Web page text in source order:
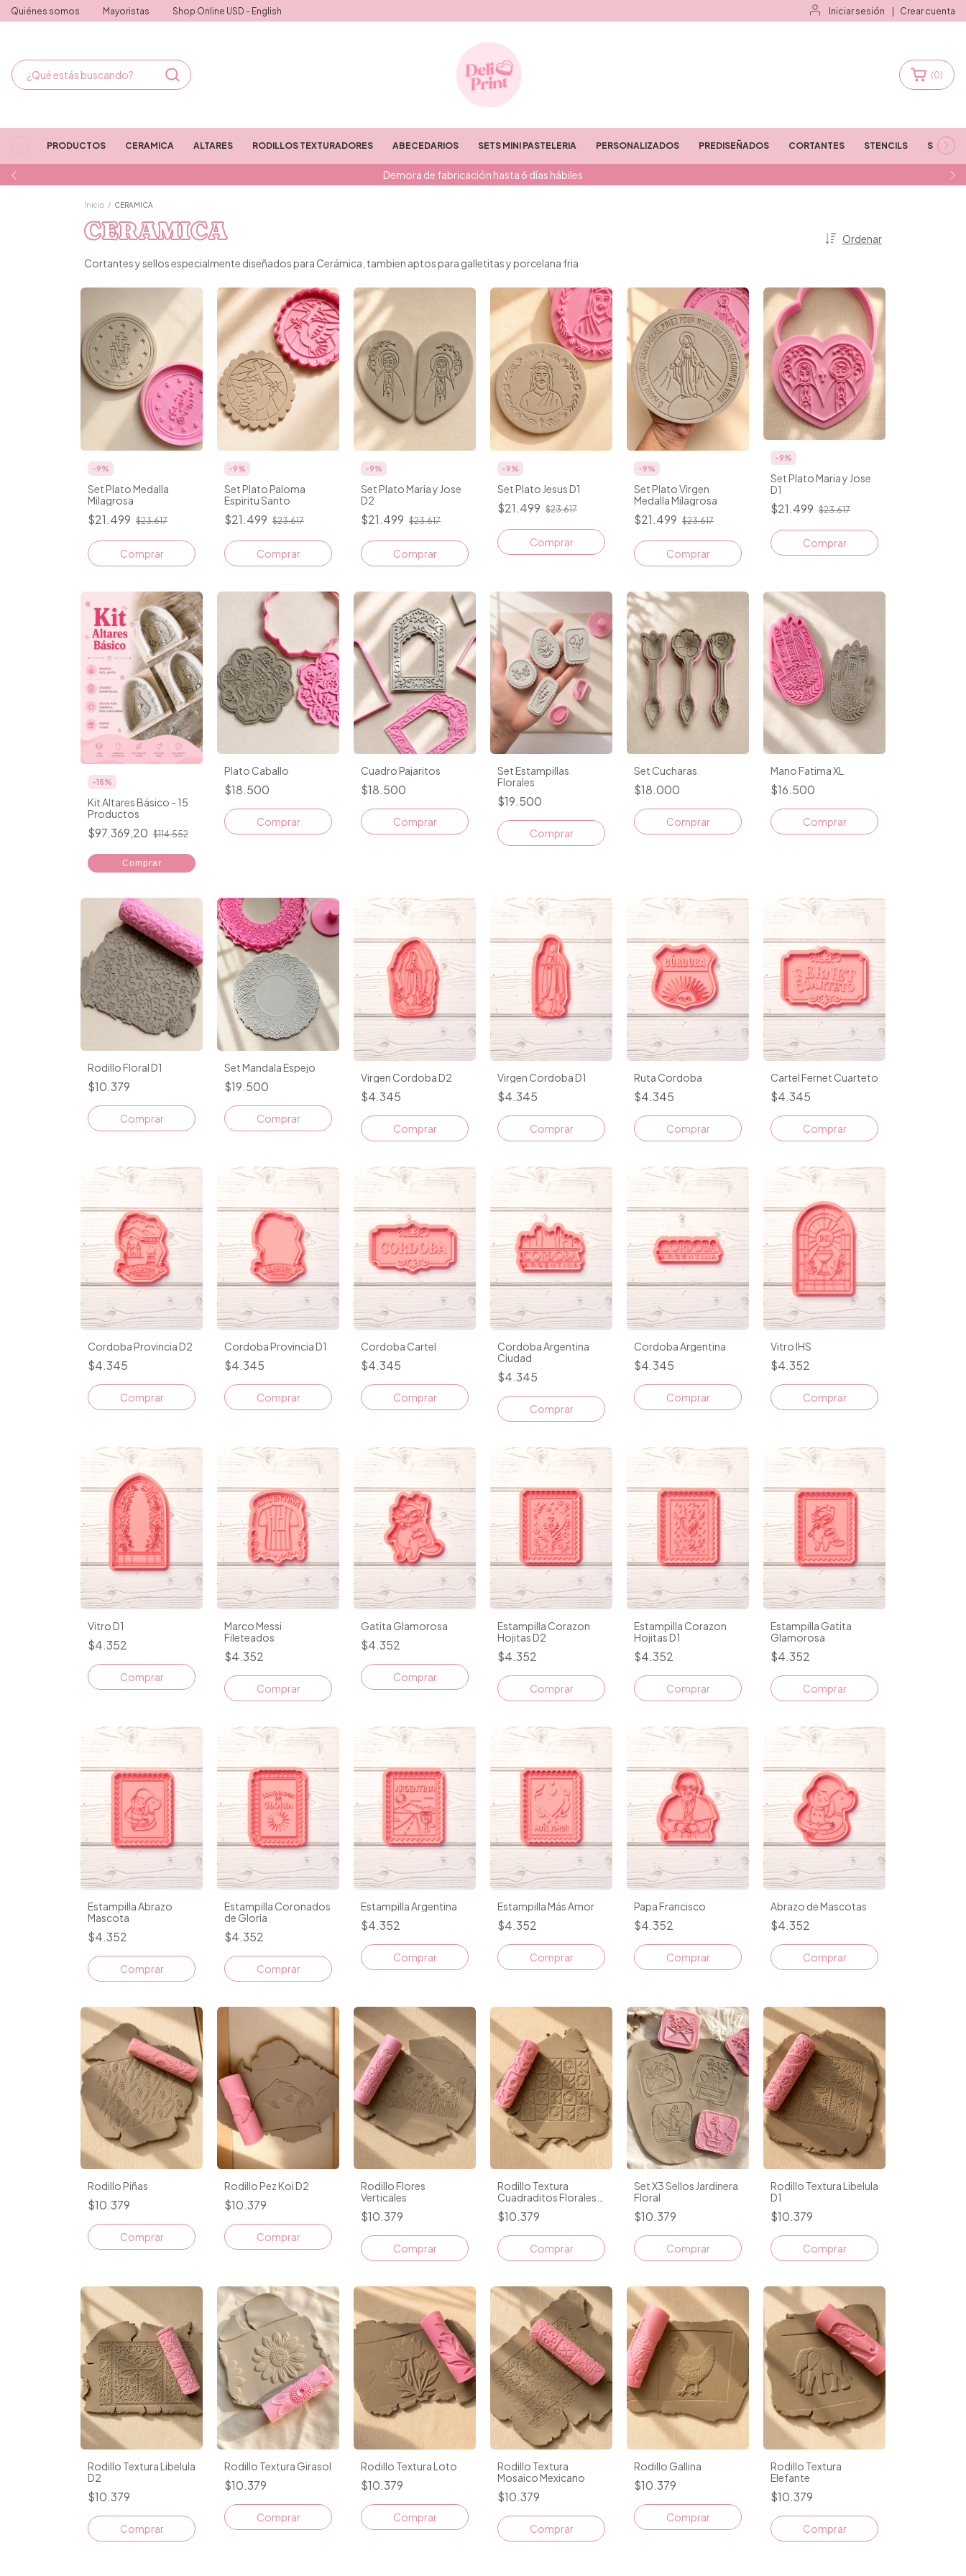
Quiénes somos Mayoristas Shop Online USD - English Iniciar sesión Crear cuenta
Demora de fabricación hasta 6 días hábiles
(0)
PRODUCTOS CERAMICA ALTARES RODILLOS TEXTURADORES ABECEDARIOS SETS MINI PASTELERIA PERSONALIZADOS PREDISEÑADOS CORTANTES STENCILS STAMPS
Inicio / CERAMICA
CERAMICA
Ordenar
Cortantes y sellos especialmente diseñados para Cerámica, tambien aptos para galletitas y porcelana fria
-9%
Set Plato Medalla
Milagrosa
$21.499 $23.617
Comprar
-9%
Set Plato Paloma
Espiritu Santo
$21.499 $23.617
Comprar
-9%
Set Plato Maria y Jose
D2
$21.499 $23.617
Comprar
-9%
Set Plato Jesus D1
$21.499 $23.617
Comprar
-9%
Set Plato Virgen
Medalla Milagrosa
$21.499 $23.617
Comprar
-9%
Set Plato Maria y Jose
D1
$21.499 $23.617
Comprar
-15%
Kit Altares Básico - 15
Productos
$97.369,20 $114.552
Comprar
Plato Caballo
$18.500
Comprar
Cuadro Pajaritos
$18.500
Comprar
Set Estampillas
Florales
$19.500
Set Cucharas
$18.000
Comprar
Mano Fatima XL
$16.500
Comprar
Rodillo Floral D1
$10.379
Set Mandala Espejo
$19.500
Comprar
Virgen Cordoba D2
$4.345
Comprar
Virgen Cordoba D1
$4.345
Comprar
Ruta Cordoba
$4.345
Comprar
Cartel Fernet Cuarteto
$4.345
Comprar
Cordoba Provincia D2
$4.345
Comprar
Cordoba Provincia D1
$4.345
Comprar
Cordoba Cartel
$4.345
Comprar
Cordoba Argentina
Ciudad
$4.345
Comprar
Cordoba Argentina
$4.345
Comprar
Vitro IHS
$4.352
Comprar
Vitro D1
$4.352
Comprar
Marco Messi
Fileteados
$4.352
Comprar
Gatita Glamorosa
$4.352
Comprar
Estampilla Corazon
Hojitas D2
$4.352
Comprar
Estampilla Corazon
Hojitas D1
$4.352
Comprar
Estampilla Gatita
Glamorosa
$4.352
Comprar
Estampilla Abrazo
Mascota
$4.352
Comprar
Estampilla Coronados
de Gloria
$4.352
Comprar
Estampilla Argentina
$4.352
Comprar
Estampilla Más Amor
$4.352
Comprar
Papa Francisco
$4.352
Comprar
Abrazo de Mascotas
$4.352
Comprar
Rodillo Piñas
$10.379
Rodillo Pez Koi D2
$10.379
Rodillo Flores
Verticales
$10.379
Rodillo Textura
Cuadraditos Florales
D2
$10.379
Set X3 Sellos Jardinera
Floral
$10.379
Rodillo Textura Libelula
D1
$10.379
Rodillo Textura Libelula
D2
$10.379
Rodillo Textura Girasol
$10.379
Rodillo Textura Loto
$10.379
Rodillo Textura
Mosaico Mexicano
$10.379
Rodillo Gallina
$10.379
Rodillo Textura
Elefante
$10.379